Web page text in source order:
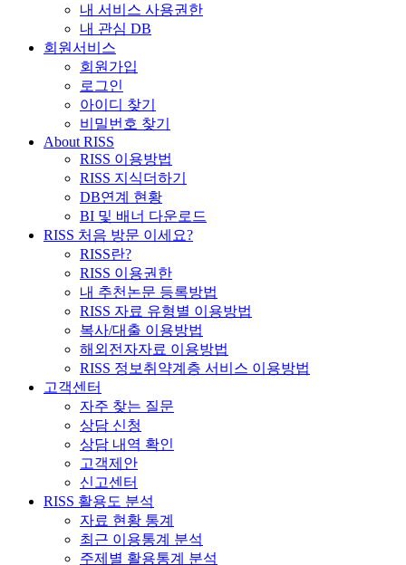
내 서비스 사용권한
내 관심 DB
회원서비스
회원가입
로그인
아이디 찾기
비밀번호 찾기
About RISS
RISS 이용방법
RISS 지식더하기
DB연계 현황
BI 및 배너 다운로드
RISS 처음 방문 이세요?
RISS란?
RISS 이용권한
내 추천논문 등록방법
RISS 자료 유형별 이용방법
복사/대출 이용방법
해외전자자료 이용방법
RISS 정보취약계층 서비스 이용방법
고객센터
자주 찾는 질문
상담 신청
상담 내역 확인
고객제안
신고센터
RISS 활용도 분석
자료 현황 통계
최근 이용통계 분석
주제별 활용통계 분석